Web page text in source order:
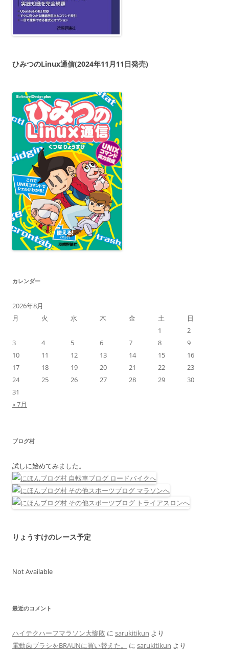
ひみつのLinux通信(2024年11月11日発売)
カレンダー
2026年8月
月
火 水 木 金 土
日
1
2
3
4 5 6 7 8
9
10
11 12 13 14 15
16
17
18 19 20 21 22
23
24
25 26 27 28 29
30
31
« 7月
ブログ村
試しに始めてみました。
りょうすけのレース予定
Not Available
最近のコメント
ハイテクハーフマラソン大惨敗 に sarukitikun より
電動歯ブラシをBRAUNに買い替えた。
に sarukitikun より